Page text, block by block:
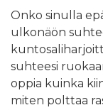
Onko sinulla
ulkonäön
suhteesi
oppia kuinka
miten polttaa